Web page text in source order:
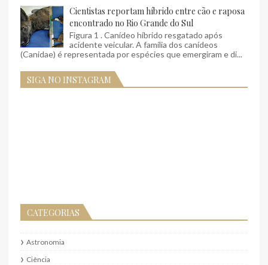
Cientistas reportam híbrido entre cão e raposa
encontrado no Rio Grande do Sul
Figura 1 . Canídeo híbrido resgatado após
acidente veicular. A família dos canídeos
(Canidae) é representada por espécies que emergiram e di...
SIGA NO INSTAGRAM
CATEGORIAS
Astronomia
Ciência